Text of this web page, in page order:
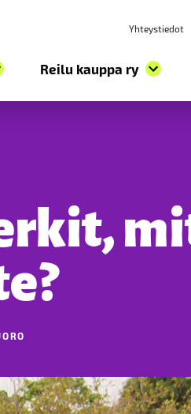
Yhteystiedot
Reilu kauppa ry